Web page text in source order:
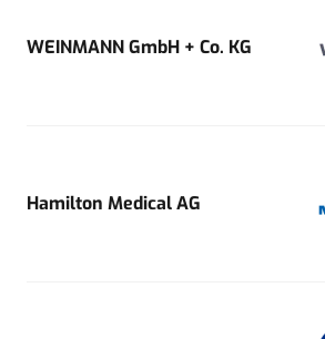
WEINMANN GmbH + Co. KG
Hamilton Medical AG